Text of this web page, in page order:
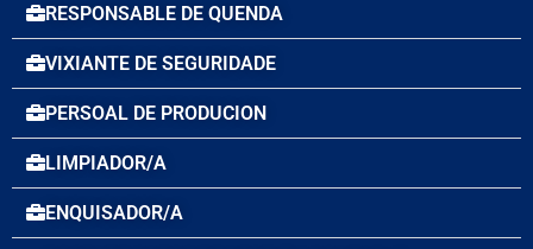
RESPONSABLE DE QUENDA
VIXIANTE DE SEGURIDADE
PERSOAL DE PRODUCION
LIMPIADOR/A
ENQUISADOR/A